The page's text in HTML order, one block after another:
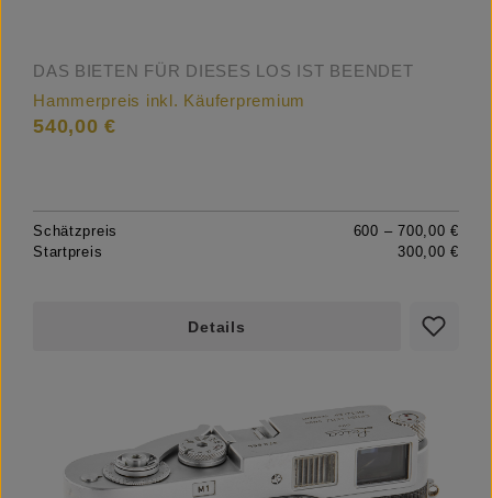
DAS BIETEN FÜR DIESES LOS IST BEENDET
Hammerpreis inkl. Käuferpremium
540,00 €
Schätzpreis
600 – 700,00 €
Startpreis
300,00 €
Details